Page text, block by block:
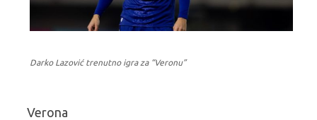
Darko Lazović trenutno igra za “Veronu”
Verona